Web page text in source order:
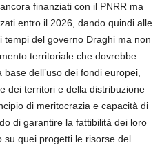
finanziati con il PNRR ma
entro il 2026, dando quindi alle
tempi del governo Draghi ma non
territoriale che dovrebbe
dell’uso dei fondi europei,
dei territori e della distribuzione
di meritocrazia e capacità di
di garantire la fattibilità dei loro
su quei progetti le risorse del